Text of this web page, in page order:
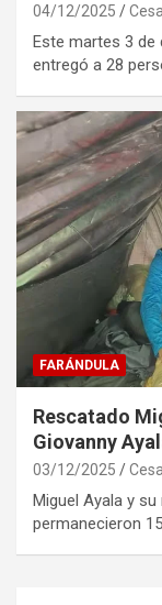
04/12/2025
Este martes 3 de
entregó a 28
FARÁNDULA
Rescatado
Giovanny
03/12/2025
Miguel Ayala y
permanecieron